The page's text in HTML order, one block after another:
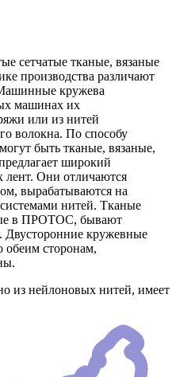
сетчатые тканые, вязаные
производства различают
кружева
машинах их
или из нитей
волокна. По способу
быть тканые, вязаные,
широкий
лент. Они отличаются
вырабатываются на
нитей. Тканые
в ПРОТОС, бывают
Двусторонние кружевные
сторонам,
нейлоновых нитей, имеет